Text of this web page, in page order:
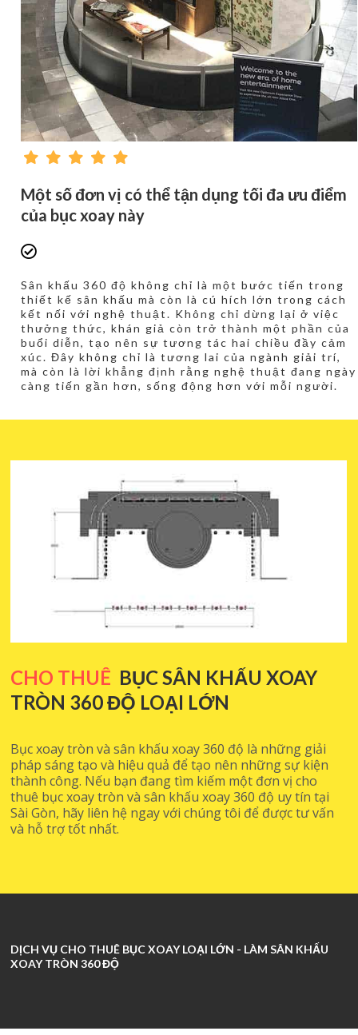
Một số đơn vị có thể tận dụng tối đa ưu điểm
của bục xoay này
Sân khấu 360 độ không chỉ là một bước tiến trong
thiết kế sân khấu mà còn là cú hích lớn trong cách
kết nối với nghệ thuật. Không chỉ dừng lại ở việc
thưởng thức, khán giả còn trở thành một phần của
buổi diễn, tạo nên sự tương tác hai chiều đầy cảm
xúc. Đây không chỉ là tương lai của ngành giải trí,
mà còn là lời khẳng định rằng nghệ thuật đang ngày
càng tiến gần hơn, sống động hơn với mỗi người.
CHO THUÊ BỤC SÂN KHẤU XOAY
TRÒN 360 ĐỘ LOẠI LỚN
Bục xoay tròn và sân khấu xoay 360 độ là những giải
pháp sáng tạo và hiệu quả để tạo nên những sự kiện
thành công. Nếu bạn đang tìm kiếm một đơn vị cho
thuê bục xoay tròn và sân khấu xoay 360 độ uy tín tại
Sài Gòn, hãy liên hệ ngay với chúng tôi để được tư vấn
và hỗ trợ tốt nhất.
DỊCH VỤ CHO THUÊ BỤC XOAY LOẠI LỚN - LÀM SÂN KHẤU
XOAY TRÒN 360 ĐỘ